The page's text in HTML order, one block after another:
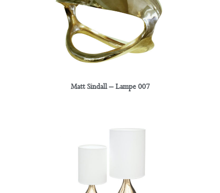
Matt Sindall – Lampe 007